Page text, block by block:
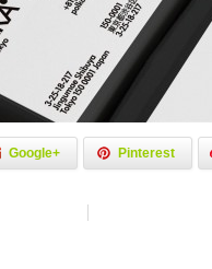
Google+ Pinterest